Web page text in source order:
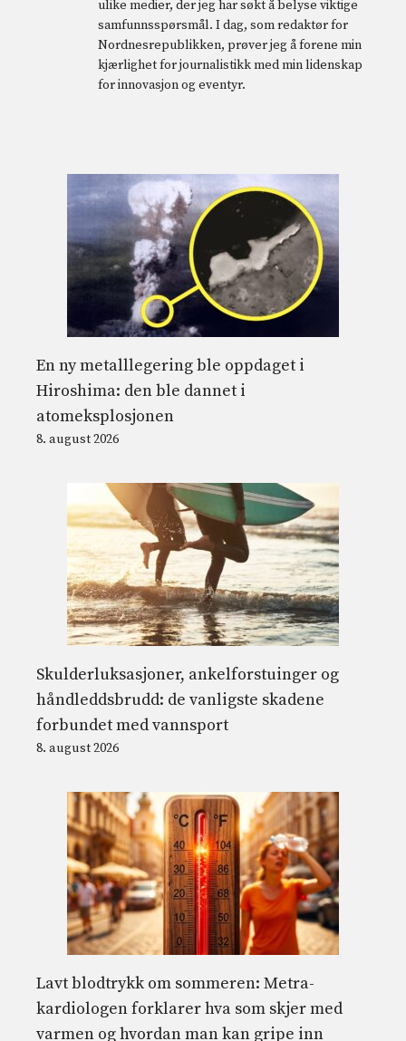
ulike medier, der jeg har søkt å belyse viktige
samfunnsspørsmål. I dag, som redaktør for
Nordnesrepublikken, prøver jeg å forene min
kjærlighet for journalistikk med min lidenskap
for innovasjon og eventyr.
En ny metalllegering ble oppdaget i
Hiroshima: den ble dannet i
atomeksplosjonen
8. august 2026
Skulderluksasjoner, ankelforstuinger og
håndleddsbrudd: de vanligste skadene
forbundet med vannsport
8. august 2026
Lavt blodtrykk om sommeren: Metra-
kardiologen forklarer hva som skjer med
varmen og hvordan man kan gripe inn